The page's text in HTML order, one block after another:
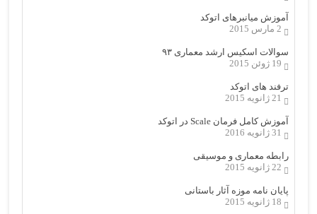
آموزش میانبرهای اتوکد
2 مارس 2015
سوالات اسکیس ارشد معماری ۹۳
19 ژوئن 2015
ترفند های اتوکد
21 ژانویه 2015
آموزش کامل فرمان Scale در اتوکد
31 ژانویه 2016
رابطه معماری و موسیقی
22 ژانویه 2015
پایان نامه موزه آثار باستانی
18 ژانویه 2015